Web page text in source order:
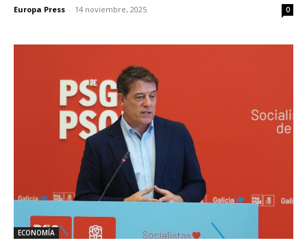
Europa Press - 14 noviembre, 2025 0
ECONOMÍA